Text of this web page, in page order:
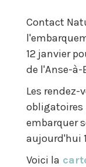
Contact
12 janvier
de l'Anse-
Les rendez-
obligatoires
embarquer
aujourd'hui
Voici la